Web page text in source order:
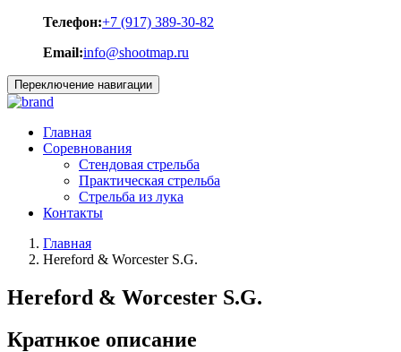
Телефон:+7 (917) 389-30-82
Email:info@shootmap.ru
Переключение навигации
Главная
Соревнования
Стендовая стрельба
Практическая стрельба
Стрельба из лука
Контакты
Главная
Hereford & Worcester S.G.
Hereford & Worcester S.G.
Кратнкое описание